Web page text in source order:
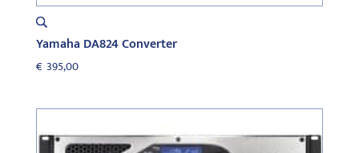
Yamaha DA824 Converter
€ 395,00